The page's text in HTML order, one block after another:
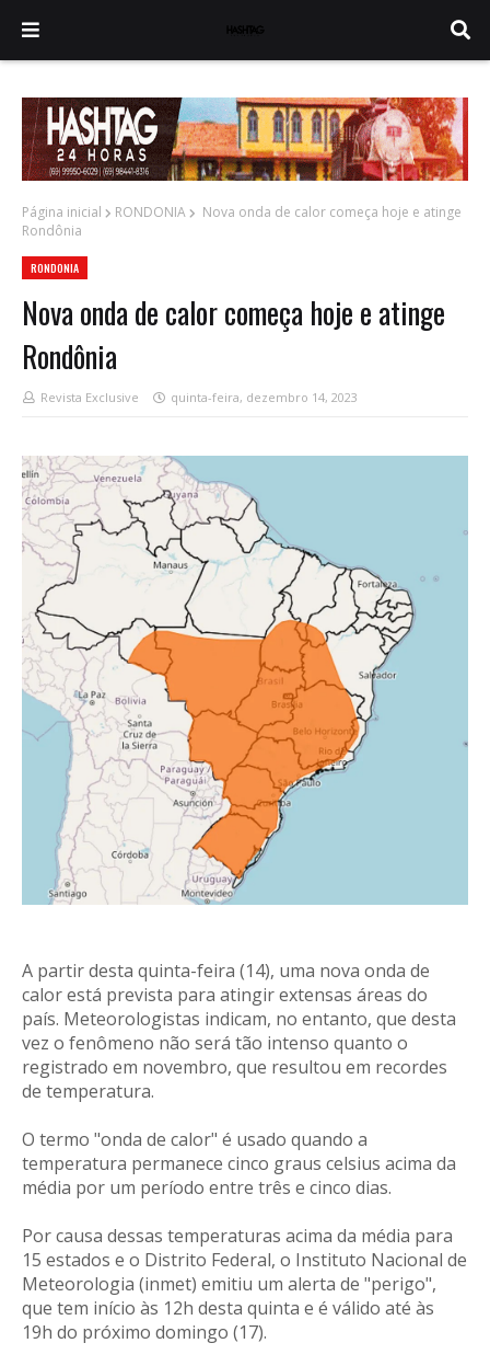
Página inicial RONDONIA
Nova onda de calor começa hoje e atinge
Rondônia
RONDONIA
Nova onda de calor começa hoje e atinge
Rondônia
Revista Exclusive quinta-feira, dezembro 14, 2023
A partir desta quinta-feira (14), uma nova onda de
calor está prevista para atingir extensas áreas do
país. Meteorologistas indicam, no entanto, que desta
vez o fenômeno não será tão intenso quanto o
registrado em novembro, que resultou em recordes
de temperatura.
O termo "onda de calor" é usado quando a
temperatura permanece cinco graus celsius acima da
média por um período entre três e cinco dias.
Por causa dessas temperaturas acima da média para
15 estados e o Distrito Federal, o Instituto Nacional de
Meteorologia (inmet) emitiu um alerta de "perigo",
que tem início às 12h desta quinta e é válido até às
19h do próximo domingo (17).